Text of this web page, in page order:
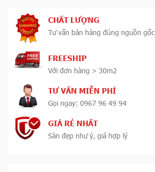
CHẤT LƯỢNG
Tư vấn bán hàng đúng nguồn gốc
FREESHIP
Với đơn hàng > 30m2
TƯ VẤN MIỄN PHÍ
Gọi ngay: 0967 96 49 94
GIÁ RẺ NHẤT
Sàn đẹp như ý, giá hợp lý